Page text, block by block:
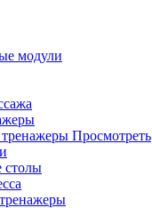
модули
Просмотреть
столы